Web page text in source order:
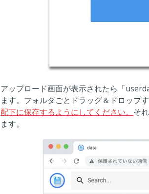
アップロード画面が表示されたら「
ます。フォルダごとドラッグ＆ドロップ
配下に保存するようにしてください。 そ
ます。